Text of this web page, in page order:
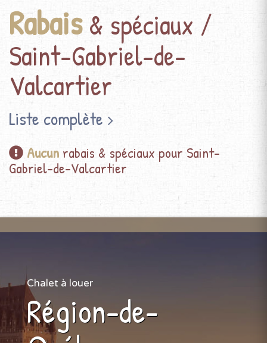
Rabais& spéciaux /
Saint-Gabriel-de-
Valcartier
Liste complète
Aucun rabais & spéciaux pour Saint-
Gabriel-de-Valcartier
Chalet à louer
Région-de-